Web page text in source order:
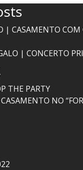
| CASAMENTO COM
| CONCERTO
THE PARTY
NO